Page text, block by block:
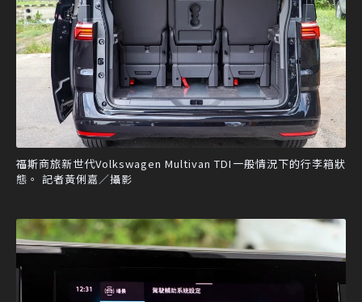
福斯商旅新世代Volkswagen Multivan TDI一般情況下的行李箱狀
態。 記者黃俐嘉／攝影